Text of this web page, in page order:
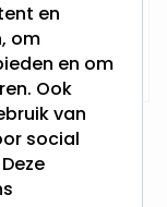
19,95
en
om
en om
Ook
van
social